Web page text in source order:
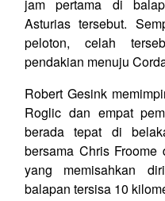
jam pertama di
Asturias tersebut.
peloton, celah
pendakian menuju
Robert Gesink
Roglic dan empat
berada tepat di
bersama Chris
yang memisahkan
balapan tersisa 10